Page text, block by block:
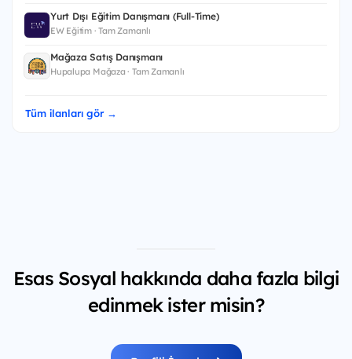
Yurt Dışı Eğitim Danışmanı (Full-Time)
EW Eğitim · Tam Zamanlı
Mağaza Satış Danışmanı
Hupalupa Mağaza · Tam Zamanlı
Tüm ilanları gör →
Esas Sosyal hakkında daha fazla bilgi
edinmek ister misin?